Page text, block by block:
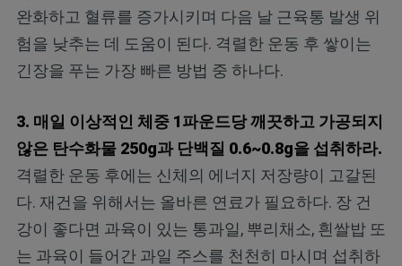
완화하고 혈류를 증가시키며 다음 날 근육통 발생 위
험을 낮추는 데 도움이 된다. 격렬한 운동 후 쌓이는
긴장을 푸는 가장 빠른 방법 중 하나다.
3. 매일 이상적인 체중 1파운드당 깨끗하고 가공되지
않은 탄수화물 250g과 단백질 0.6~0.8g을 섭취하라.
격렬한 운동 후에는 신체의 에너지 저장량이 고갈된
다. 재건을 위해서는 올바른 연료가 필요하다. 장 건
강이 좋다면 과육이 있는 통과일, 뿌리채소, 흰쌀밥 또
는 과육이 들어간 과일 주스를 천천히 마시며 섭취하